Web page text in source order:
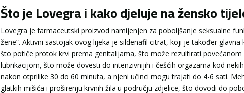
Što je Lovegra i kako djeluje na žensko
Lovegra je farmaceutski proizvod namijenjen za poboljšanje seksualne
žene”. Aktivni sastojak ovog lijeka je sildenafil citrat, koji je također
što potiče protok krvi prema genitalijama, što može rezultirati
lubrikacijom, što može dovesti do intenzivnijih i češćih orgazama kod
nakon otprilike 30 do 60 minuta, a njeni učinci mogu trajati do 4-6 sati.
glatkih mišića i proširenju krvnih žila u području zdjelice, što dovodi do